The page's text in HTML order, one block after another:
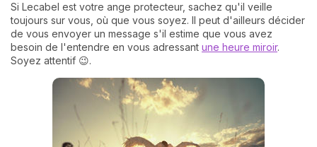
Si Lecabel est votre ange protecteur, sachez qu'il veille
toujours sur vous, où que vous soyez. Il peut d'ailleurs décider
de vous envoyer un message s'il estime que vous avez
besoin de l'entendre en vous adressant une heure miroir.
Soyez attentif 😉.